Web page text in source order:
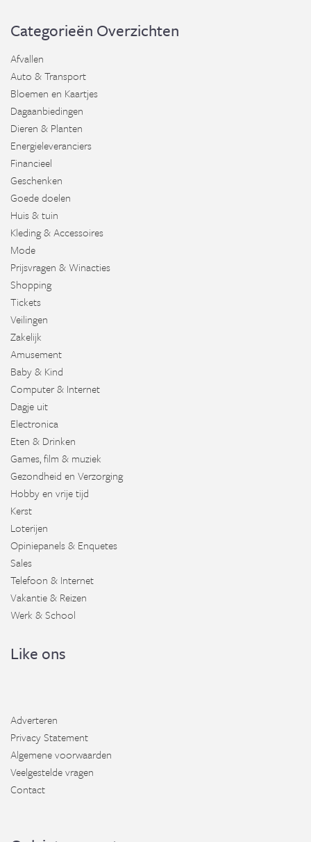
Categorieën Overzichten
Afvallen
Auto & Transport
Bloemen en Kaartjes
Dagaanbiedingen
Dieren & Planten
Energieleveranciers
Financieel
Geschenken
Goede doelen
Huis & tuin
Kleding & Accessoires
Mode
Prijsvragen & Winacties
Shopping
Tickets
Veilingen
Zakelijk
Amusement
Baby & Kind
Computer & Internet
Dagje uit
Electronica
Eten & Drinken
Games, film & muziek
Gezondheid en Verzorging
Hobby en vrije tijd
Kerst
Loterijen
Opiniepanels & Enquetes
Sales
Telefoon & Internet
Vakantie & Reizen
Werk & School
Like ons
Adverteren
Privacy Statement
Algemene voorwaarden
Veelgestelde vragen
Contact